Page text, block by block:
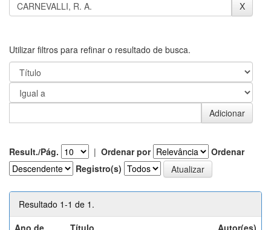
Utilizar filtros para refinar o resultado de busca.
Result./Pág. | Ordenar por
Ordenar
Registro(s)
Resultado 1-1 de 1.
Ano de
Título Autor(es)